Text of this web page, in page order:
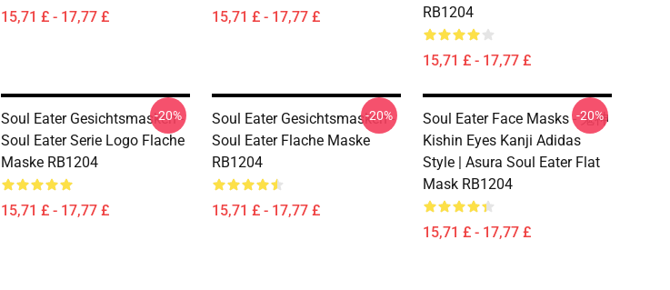
15,71 £ - 17,77 £ 15,71 £ - 17,77 £
RB1204
15,71 £ - 17,77 £
Soul Eater Gesichtsmasken -
Soul Eater Serie Logo Flache
Maske RB1204
15,71 £ - 17,77 £
-20%
Soul Eater Gesichtsmasken -
Soul Eater Flache Maske
RB1204
15,71 £ - 17,77 £
-20%
Soul Eater Face Masks - 鬼神
Kishin Eyes Kanji Adidas
Style | Asura Soul Eater Flat
Mask RB1204
15,71 £ - 17,77 £
-20%